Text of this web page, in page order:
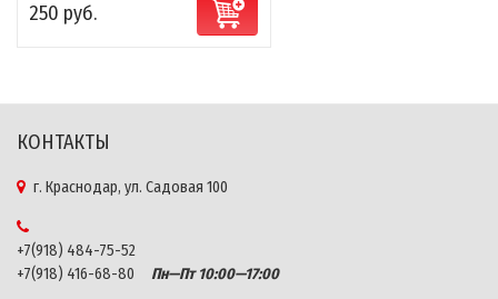
250 руб.
КОНТАКТЫ
г. Краснодар, ул. Садовая 100
+7(918) 484-75-52
+7(918) 416-68-80
Пн—Пт 10:00—17:00